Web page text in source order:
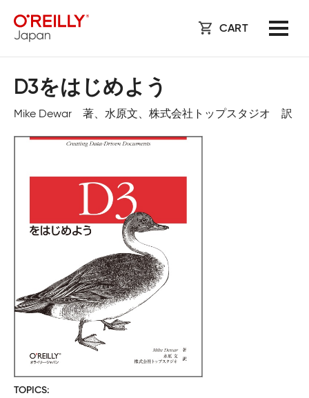
CART
D3をはじめよう
Mike Dewar 著、水原文、株式会社トップスタジオ 訳
TOPICS